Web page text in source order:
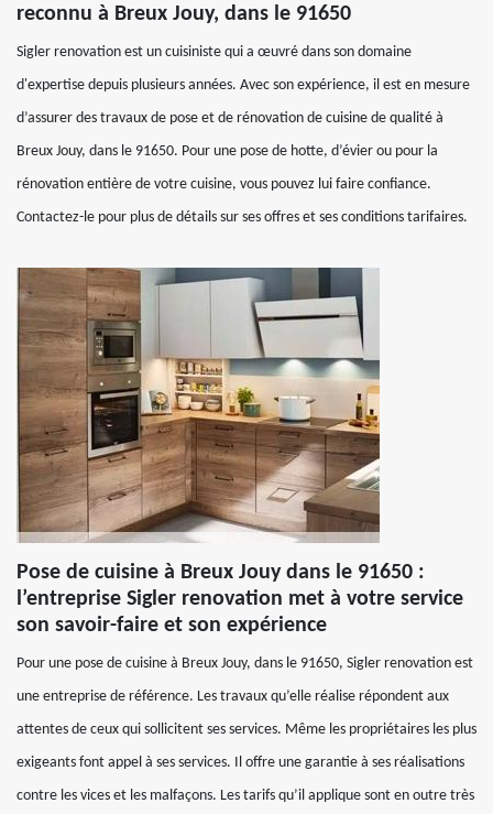
reconnu à Breux Jouy, dans le 91650
Sigler renovation est un cuisiniste qui a œuvré dans son domaine
d'expertise depuis plusieurs années. Avec son expérience, il est en mesure
d’assurer des travaux de pose et de rénovation de cuisine de qualité à
Breux Jouy, dans le 91650. Pour une pose de hotte, d’évier ou pour la
rénovation entière de votre cuisine, vous pouvez lui faire confiance.
Contactez-le pour plus de détails sur ses offres et ses conditions tarifaires.
Pose de cuisine à Breux Jouy dans le 91650 :
l’entreprise Sigler renovation met à votre service
son savoir-faire et son expérience
Pour une pose de cuisine à Breux Jouy, dans le 91650, Sigler renovation est
une entreprise de référence. Les travaux qu’elle réalise répondent aux
attentes de ceux qui sollicitent ses services. Même les propriétaires les plus
exigeants font appel à ses services. Il offre une garantie à ses réalisations
contre les vices et les malfaçons. Les tarifs qu’il applique sont en outre très